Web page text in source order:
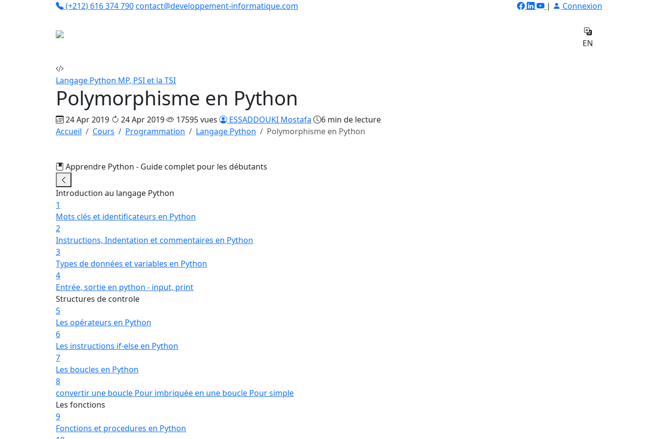
(+212) 616 374 790contact@developpement-informatique.com |
Connexion
EN
Langage Python MP, PSI et la TSI
Polymorphisme en Python
24 Apr 2019 24 Apr 2019 17595 vues ESSADDOUKI Mostafa
6 min de lecture
Accueil
Cours Programmation Langage Python Polymorphisme en Python
Apprendre Python - Guide complet pour les débutants
Introduction au langage Python
1
Mots clés et identificateurs en Python
2
Instructions, Indentation et commentaires en Python
3
Types de données et variables en Python
4
Entrée, sortie en python - input, print
Structures de controle
5
Les opérateurs en Python
6
Les instructions if-else en Python
7
Les boucles en Python
8
convertir une boucle Pour imbriquée en une boucle Pour simple
Les fonctions
9
Fonctions et procedures en Python